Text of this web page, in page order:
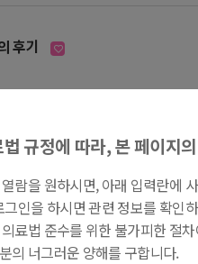
법 규정에 따라, 본 페이지
람을 원하시면, 아래 입력란에
그인을 하시면 관련 정보를 확인
료법 준수를 위한 불가피한 절
의 너그러운 양해를 구합니다.
후기
후기
후기